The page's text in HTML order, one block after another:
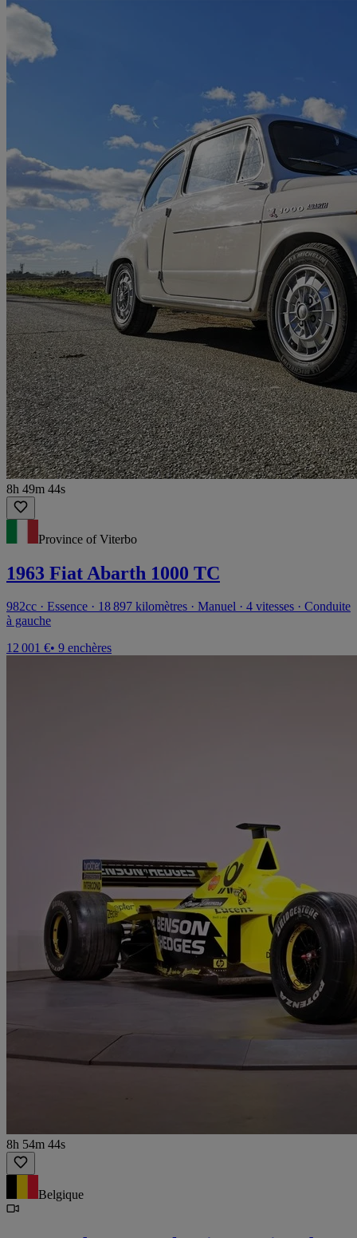
8h 49m 44s
Province of Viterbo
1963 Fiat Abarth 1000 TC
982cc · Essence · 18 897 kilomètres · Manuel · 4 vitesses · Conduite
à gauche
12 001 €• 9 enchères
8h 54m 44s
Belgique